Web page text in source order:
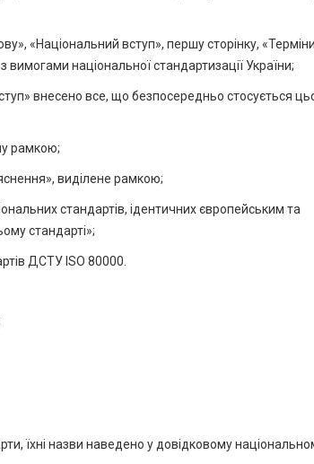
«Національний вступ», першу сторінку,
вимогами національної стандартизації України;
внесено все, що безпосередньо стосується
рамкою;
виділене рамкою;
стандартів, ідентичних європейським та
стандарті»;
ДСТУ ISO 80000.
їхні назви наведено у довідковому